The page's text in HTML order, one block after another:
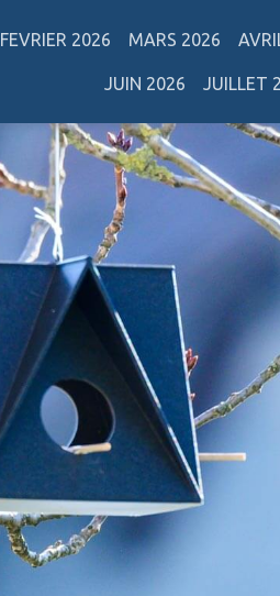
FEVRIER 2026 MARS 2026
JUIN 2026 JUILLET